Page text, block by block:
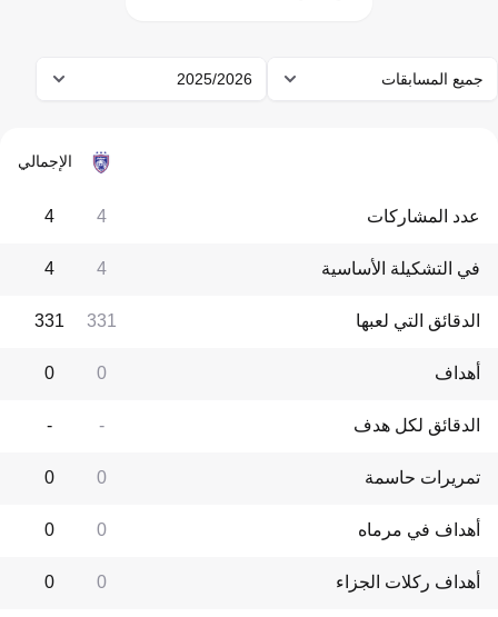
جميع المسابقات 2025/2026
الإجمالي
عدد المشاركات 4
4
في التشكيلة الأساسية 4
4
الدقائق التي لعبها 331
331
أهداف 0
0
الدقائق لكل هدف -
-
تمريرات حاسمة 0
0
أهداف في مرماه 0
0
أهداف ركلات الجزاء 0
0